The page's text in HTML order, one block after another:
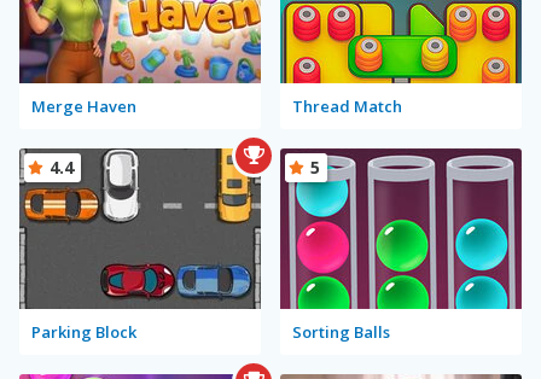
Merge Haven Thread Match
Parking Block
4.4
Sorting Balls
5